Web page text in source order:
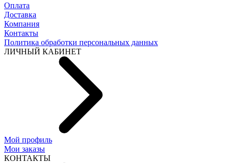
Оплата
Доставка
Компания
Контакты
Политика обработки персональных данных
ЛИЧНЫЙ КАБИНЕТ
Мой профиль
Мои заказы
КОНТАКТЫ